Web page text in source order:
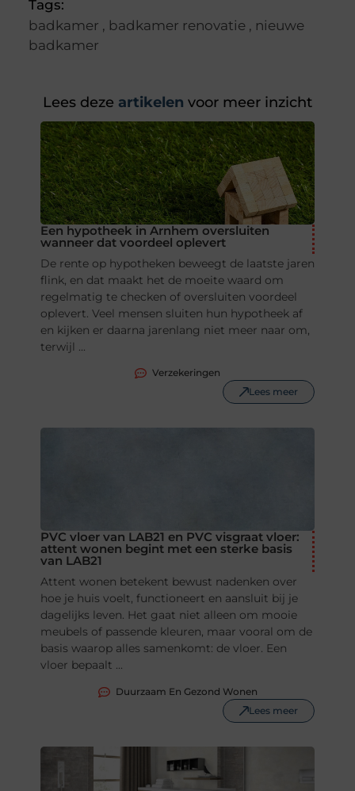
Tags:
badkamer , badkamer renovatie , nieuwe
badkamer
Lees deze artikelen voor meer inzicht
Een hypotheek in Arnhem oversluiten
wanneer dat voordeel oplevert
De rente op hypotheken beweegt de laatste jaren
flink, en dat maakt het de moeite waard om
regelmatig te checken of oversluiten voordeel
oplevert. Veel mensen sluiten hun hypotheek af
en kijken er daarna jarenlang niet meer naar om,
terwijl ...
Verzekeringen
Lees meer
PVC vloer van LAB21 en PVC visgraat vloer:
attent wonen begint met een sterke basis
van LAB21
Attent wonen betekent bewust nadenken over
hoe je huis voelt, functioneert en aansluit bij je
dagelijks leven. Het gaat niet alleen om mooie
meubels of passende kleuren, maar vooral om de
basis waarop alles samenkomt: de vloer. Een
vloer bepaalt ...
Duurzaam En Gezond Wonen
Lees meer